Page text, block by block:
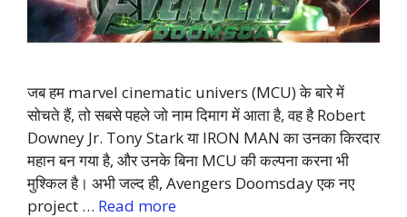
जब हम marvel cinematic univers (MCU) के बारे में
सोचते हैं, तो सबसे पहले जो नाम दिमाग में आता है, वह है Robert
Downey Jr. Tony Stark या IRON MAN का उनका किरदार
महान बन गया है, और उनके बिना MCU की कल्पना करना भी
मुश्किल है। अभी जल्द ही, Avengers Doomsday एक नए
project … Read more